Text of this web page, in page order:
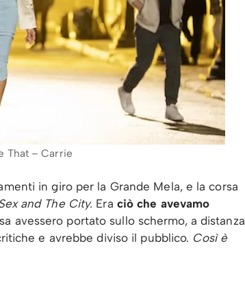
That – Carrie
in giro per la Grande Mela, e la corsa
and The City. Era ciò che avevamo
avessero portato sullo schermo, a distanza
e avrebbe diviso il pubblico. Così è